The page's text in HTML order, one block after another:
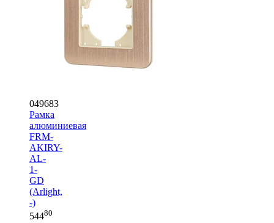
049683
Рамка
алюминиевая
FRM-
AKIRY-
AL-
1-
GD
(Arlight,
-)
54480